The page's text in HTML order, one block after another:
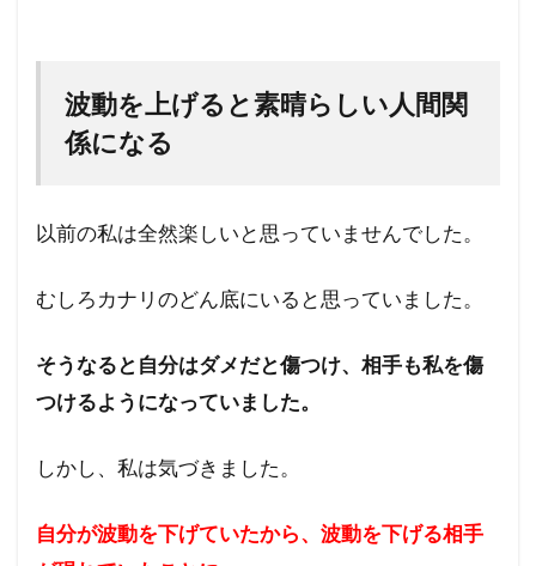
波動を上げると素晴らしい人間関
係になる
以前の私は全然楽しいと思っていませんでした。
むしろカナリのどん底にいると思っていました。
そうなると自分はダメだと傷つけ、相手も私を傷
つけるようになっていました。
しかし、私は気づきました。
自分が波動を下げていたから、波動を下げる相手